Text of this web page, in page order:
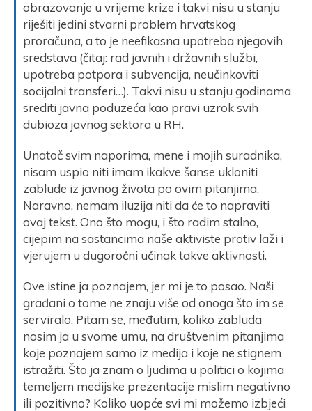
obrazovanje u vrijeme krize i takvi nisu u stanju
riješiti jedini stvarni problem hrvatskog
proračuna, a to je neefikasna upotreba njegovih
sredstava (čitaj: rad javnih i državnih službi,
upotreba potpora i subvencija, neučinkoviti
socijalni transferi…). Takvi nisu u stanju godinama
srediti javna poduzeća kao pravi uzrok svih
dubioza javnog sektora u RH.
Unatoč svim naporima, mene i mojih suradnika,
nisam uspio niti imam ikakve šanse ukloniti
zablude iz javnog života po ovim pitanjima.
Naravno, nemam iluzija niti da će to napraviti
ovaj tekst. Ono što mogu, i što radim stalno,
cijepim na sastancima naše aktiviste protiv laži i
vjerujem u dugoročni učinak takve aktivnosti.
Ove istine ja poznajem, jer mi je to posao. Naši
građani o tome ne znaju više od onoga što im se
serviralo. Pitam se, međutim, koliko zabluda
nosim ja u svome umu, na društvenim pitanjima
koje poznajem samo iz medija i koje ne stignem
istražiti. Što ja znam o ljudima u politici o kojima
temeljem medijske prezentacije mislim negativno
ili pozitivno? Koliko uopće svi mi možemo izbjeći